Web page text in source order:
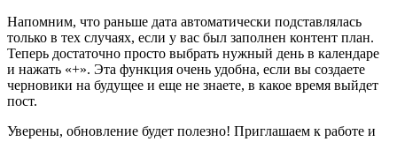
Напомним, что раньше дата автоматически подставлялась
только в тех случаях, если у вас был заполнен контент план.
Теперь достаточно просто выбрать нужный день в календаре
и нажать «+». Эта функция очень удобна, если вы создаете
черновики на будущее и еще не знаете, в какое время выйдет
пост.
Уверены, обновление будет полезно! Приглашаем к работе и